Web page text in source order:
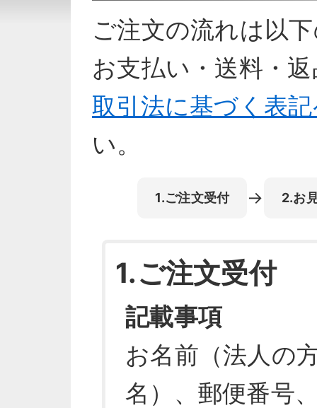
ご注文の流れは以
お支払い・送料・
取引法に基づく表
い。
1.ご注文受付 → 2.お
1.ご注文受付
記載事項
お名前（法人の
名）、郵便番号